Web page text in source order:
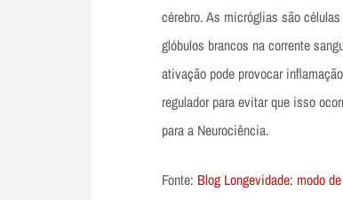
cérebro. As micróglias são
glóbulos brancos na corrente
ativação pode provocar
regulador para evitar que isso
para a Neurociência.
Fonte: Blog Longevidade: modo